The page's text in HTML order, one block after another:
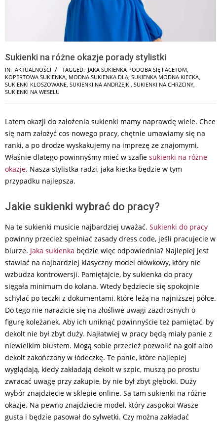
Sukienki na różne okazje porady stylistki
IN: AKTUALNOŚCI TAGGED: JAKA SUKIENKA PODOBA SIĘ FACETOM
KOPERTOWA SUKIENKA MODNA SUKIENKA DLA SUKIENKA MODNA KIECKA
SUKIENKI KLOSZOWANE SUKIENKI NA ANDRZEJKI SUKIENKI NA CHRZCINY
SUKIENKI NA WESELU
Latem okazji do założenia sukienki mamy naprawdę wiele. Chce
się nam założyć cos nowego pracy, chętnie umawiamy się na
ranki, a po drodze wyskakujemy na imprezę ze znajomymi.
Właśnie dlatego powinnyśmy mieć w szafie sukienki na różne
okazje. Nasza stylistka radzi, jaka kiecka będzie w tym
przypadku najlepsza.
Jakie sukienki wybrać do pracy?
Na te sukienki musicie najbardziej uważać. Sukienki do pracy
powinny przecież spełniać zasady dress code, jeśli pracujecie w
biurze. Jaka sukienka będzie więc odpowiednia? Najlepiej jest
stawiać na najbardziej klasyczny model ołówkowy, który nie
wzbudza kontrowersji. Pamiętajcie, by sukienka do pracy
sięgała minimum do kolana. Wtedy będziecie się spokojnie
schylać po teczki z dokumentami, które leżą na najniższej półce.
Do tego nie narazicie się na złośliwe uwagi zazdrosnych o
figurę koleżanek. Aby ich uniknąć powinnyście też pamiętać, by
dekolt nie był zbyt duży. Najłatwiej w pracy będą miały panie z
niewielkim biustem. Mogą sobie przecież pozwolić na golf albo
dekolt zakończony w łódeczkę. Te panie, które najlepiej
wyglądają, kiedy zakładają dekolt w szpic, muszą po prostu
zwracać uwagę przy zakupie, by nie był zbyt głęboki. Duży
wybór znajdziecie w sklepie online. Są tam sukienki na różne
okazje. Na pewno znajdziecie model, który zaspokoi Wasze
gusta i będzie pasował do sylwetki. Czy można zakładać